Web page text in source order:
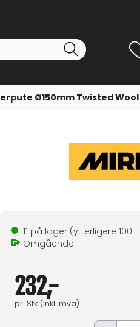
Ø150mm Twisted Wool
11 på lager(ytterligere 100+
Omgående
232,-
pr. Stk(Inkl. mva)